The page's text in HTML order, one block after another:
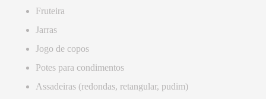
Fruteira
Jarras
Jogo de copos
Potes para condimentos
Assadeiras (redondas, retangular, pudim)